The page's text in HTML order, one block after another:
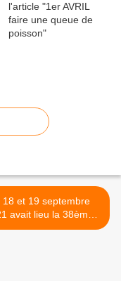
18 et 19 septembre
avait lieu la 38ème
des Journées